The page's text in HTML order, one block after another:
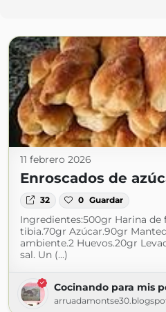
11 febrero 2026
Enroscados de
32 0 Guardar
Ingredientes:500gr Harina de
tibia.70gr Azúcar.90gr
ambiente.2 Huevos.20gr
sal. Un (...)
Cocinando para mis